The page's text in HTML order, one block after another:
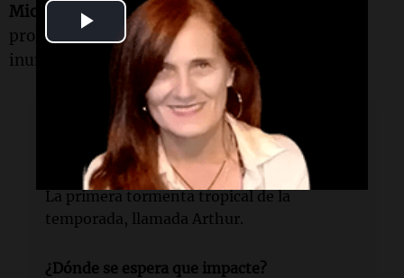
Play
Video
Michael Brennan, advirtió que "las lluvias
prolongadas podrían extender la amenaza de
inundaciones hasta el fin de semana".
Lectura rápida
¿Qué se formó en el Atlántico?
La primera tormenta tropical de la
temporada, llamada Arthur.
¿Dónde se espera que impacte?